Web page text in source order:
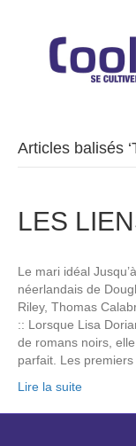
Articles balisés
LES
Le mari idéal
néerlandais de
Riley, Thomas
:: Lorsque Lisa
de romans noirs,
parfait. Les
Lire la suite